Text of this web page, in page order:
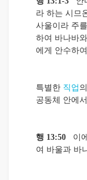
라 하는 시므
사울이라 주
하여 바나바
에게 안수하
특별한 직업
공동체 안에
행 13:50 이
여 바울과 바